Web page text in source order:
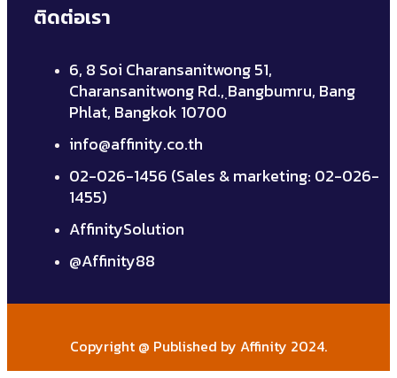
ติดต่อเรา
6, 8 Soi Charansanitwong 51,
Charansanitwong Rd., ฺBangbumru, Bang
Phlat, Bangkok 10700
info@affinity.co.th
02-026-1456 (Sales & marketing: 02-026-
1455)
AffinitySolution
@Affinity88
Copyright @ Published by Affinity 2024.